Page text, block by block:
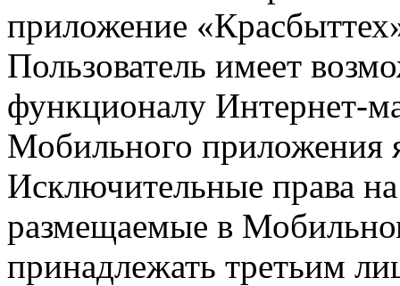
приложение
Пользователь имеет
функционалу Интернет-
Мобильного приложения
Исключительные права
размещаемые в
принадлежать третьим